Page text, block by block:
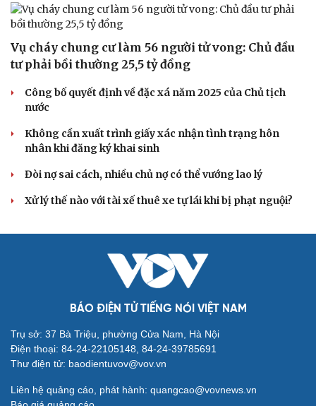
Di sản
Du lịch
Podcast
Cửa sổ tình yêu
Kể chuyện cho bé
Hạt giống tâm hồn
Vụ cháy chung cư làm 56 người tử vong: Chủ đầu
tư phải bồi thường 25,5 tỷ đồng
Công bố quyết định về đặc xá năm 2025 của Chủ tịch
nước
Không cần xuất trình giấy xác nhận tình trạng hôn
nhân khi đăng ký khai sinh
Đòi nợ sai cách, nhiều chủ nợ có thể vướng lao lý
Xử lý thế nào với tài xế thuê xe tự lái khi bị phạt nguội?
BÁO ĐIỆN TỬ TIẾNG NÓI VIỆT NAM
Trụ sở: 37 Bà Triệu, phường Cửa Nam, Hà Nội
Điện thoại: 84-24-22105148, 84-24-39785691
Thư điện tử: baodientuvov@vov.vn
Liên hệ quảng cáo, phát hành: quangcao@vovnews.vn